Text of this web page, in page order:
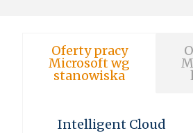
Oferty pracy
Microsoft wg
stanowiska
Intelligent Cloud